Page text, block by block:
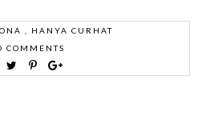
HANYA CURHAT
COMMENTS